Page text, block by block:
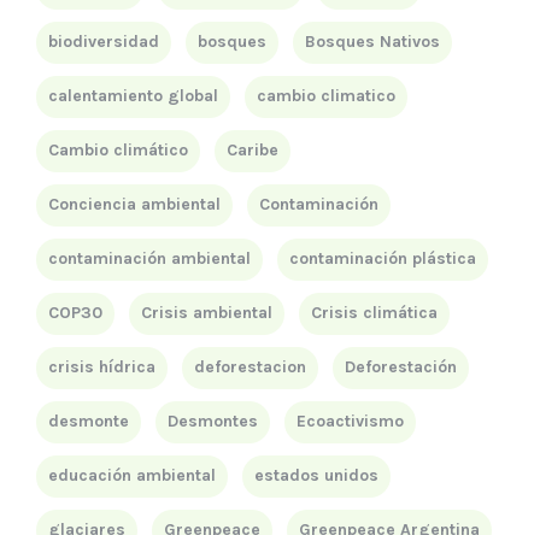
biodiversidad bosques Bosques Nativos
calentamiento global cambio climatico
Cambio climático Caribe
Conciencia ambiental Contaminación
contaminación ambiental contaminación plástica
COP30 Crisis ambiental Crisis climática
crisis hídrica deforestacion Deforestación
desmonte Desmontes Ecoactivismo
educación ambiental estados unidos
glaciares Greenpeace Greenpeace Argentina